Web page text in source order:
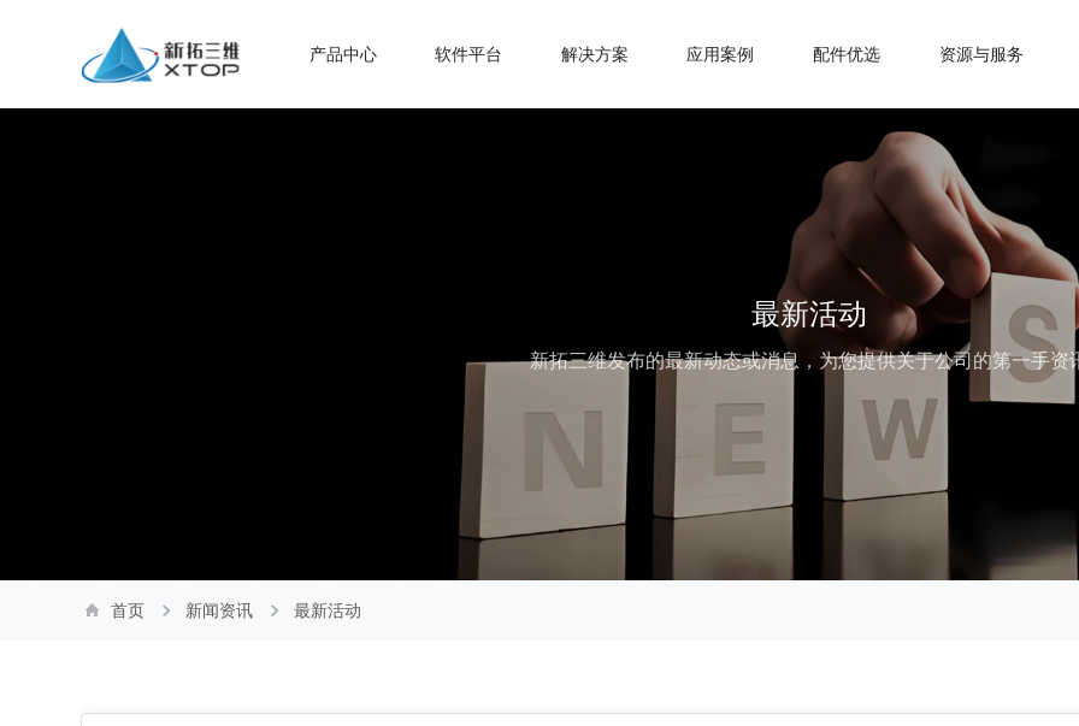
产品中心 软件平台 解决方案 应用案例 配件优选 资源与服务
最新活动
新拓三维发布的最新动态或消息，为您提供关于公司的第一手资
首页 新闻资讯 最新活动